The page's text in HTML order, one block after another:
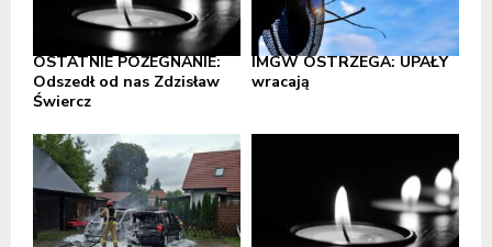
OSTATNIE POŻEGNANIE:
Odszedł od nas Zdzisław
Świercz
IMGW OSTRZEGA: UPAŁY
wracają